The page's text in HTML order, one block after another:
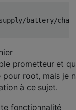
battery/
prometteur et
root, mais je
à ce sujet.
fonctionnalité